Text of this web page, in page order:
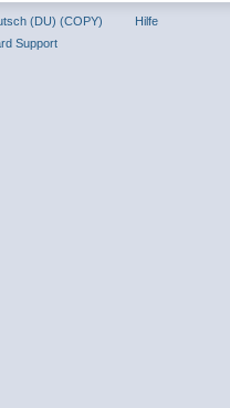
(DU) (COPY)
Hilfe
Support